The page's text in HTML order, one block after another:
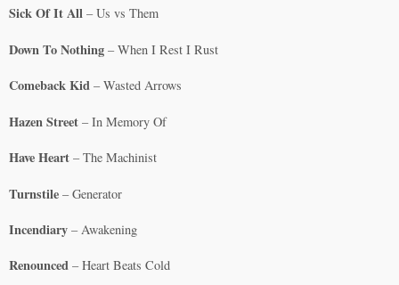
Sick Of It All – Us vs Them
Down To Nothing – When I Rest I Rust
Comeback Kid – Wasted Arrows
Hazen Street – In Memory Of
Have Heart – The Machinist
Turnstile – Generator
Incendiary – Awakening
Renounced – Heart Beats Cold